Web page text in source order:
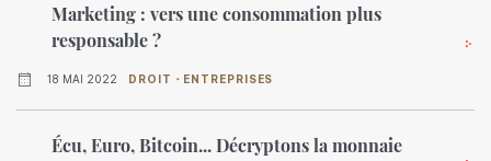
Marketing : vers une consommation plus
responsable ?
18 MAI 2022 DROIT・ENTREPRISES
Écu, Euro, Bitcoin... Décryptons la monnaie